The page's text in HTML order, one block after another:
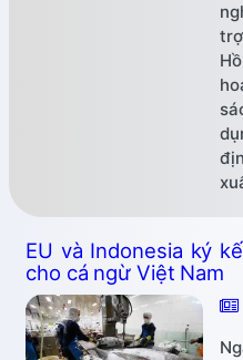
EU và Indonesia ký
cho cá ngừ Việt Nam